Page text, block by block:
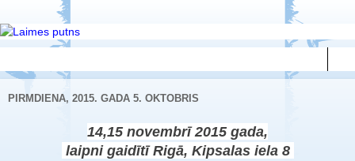
PIRMDIENA, 2015. GADA 5. OKTOBRIS
14,15 novembrī 2015 gada,
laipni gaidītī Rigā, Kipsalas iela 8